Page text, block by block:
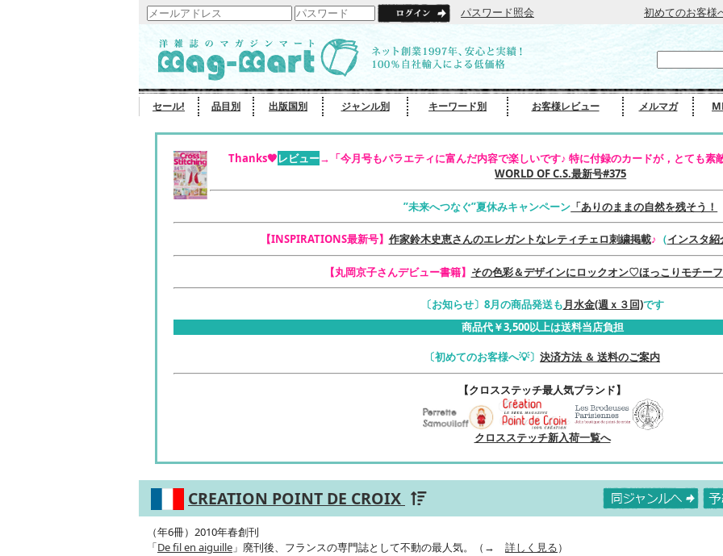
パスワード照会 初めてのお客様
セール! 品目別 出版国別 ジャンル別 キーワード別 お客様レビュー メルマガ
Thanks🧡レビュー→「今月号もバラエティに富んだ内容で楽しいです♪ 特に付録のカードが，とても素
WORLD OF C.S.最新号#375
”未来へつなぐ”夏休みキャンペーン 「ありのままの自然を残そう！
【INSPIRATIONS最新号】 作家鈴木史恵さんのエレガントなレティチェロ刺繍掲載♪ （インスタ
【丸岡京子さんデビュー書籍】 その色彩＆デザインにロックオン♡ほっこりモチー
〔お知らせ〕8月の商品発送も月水金(週ｘ３回)です
商品代￥3,500以上は送料当店負担
〔初めてのお客様へ💡〕 決済方法 ＆ 送料のご案内
【クロスステッチ最人気ブランド】
クロスステッチ新入荷一覧へ
CREATION POINT DE CROIX
（年6冊）2010年春創刊
「De fil en aiguille 」廃刊後、フランスの専門誌として不動の最人気。（→ 詳しく見る）